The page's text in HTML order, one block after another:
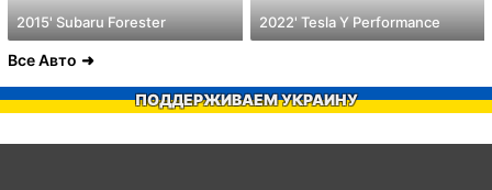
2015' Subaru Forester 2022' Tesla Y Performance
Все Авто
ПОДДЕРЖИВАЕМ УКРАИНУ